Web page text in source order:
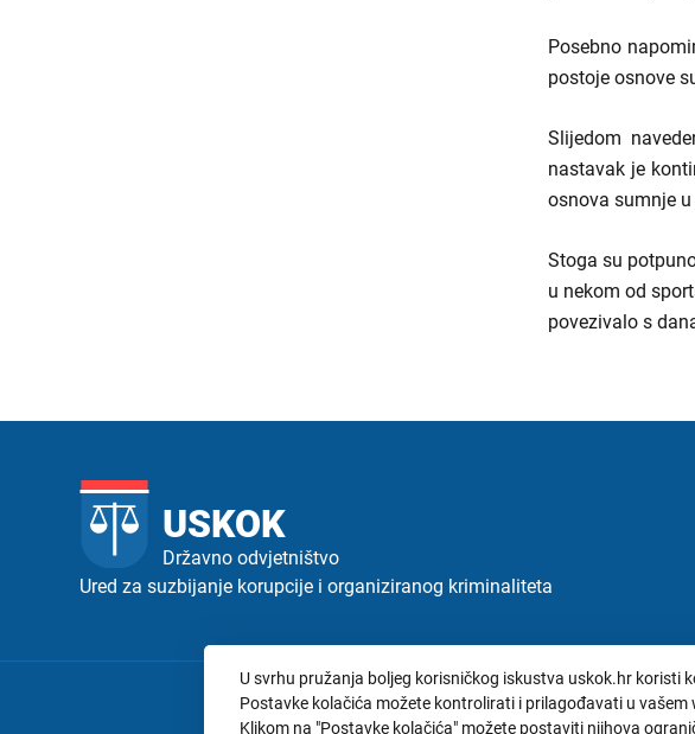
Posebno
postoje osnove
Slijedom
nastavak je
osnova sumnje
Stoga su
u nekom od
povezivalo s
USKOK
Državno odvjetništvo
Ured za suzbijanje korupcije i organiziranog kriminaliteta
U svrhu pružanja boljeg korisničkog iskustva uskok.hr koristi
Postavke kolačića možete kontrolirati i prilagođavati u vašem
Klikom na "Postavke kolačića" možete postaviti njihova